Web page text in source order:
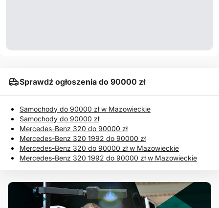
Sprawdź ogłoszenia do 90000 zł
Samochody do 90000 zł w Mazowieckie
Samochody do 90000 zł
Mercedes-Benz 320 do 90000 zł
Mercedes-Benz 320 1992 do 90000 zł
Mercedes-Benz 320 do 90000 zł w Mazowieckie
Mercedes-Benz 320 1992 do 90000 zł w Mazowieckie